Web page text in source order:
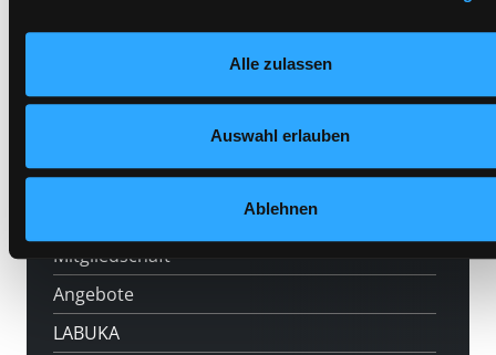
Datenschutzerklärungund in unseremImpressum.
Alle zulassen
Auswahl erlauben
Ablehnen
Hotline (Mo-Fr 9 bis 17 Uhr): 0316 872-
Mitgliedschaft
Angebote
LABUKA